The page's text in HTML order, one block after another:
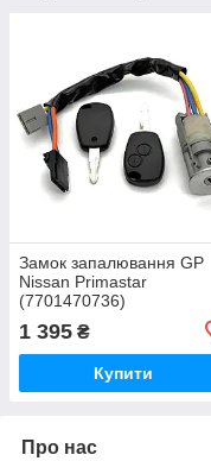
Замок запалювання GP
Nissan Primastar
(7701470736)
1 395 ₴
Купити
Про нас